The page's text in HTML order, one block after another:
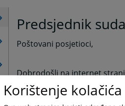
Predsjednik suda
Poštovani posjetioci,
Dobrodošli na internet
Uvođenjem ove novine
Korištenje kolačića